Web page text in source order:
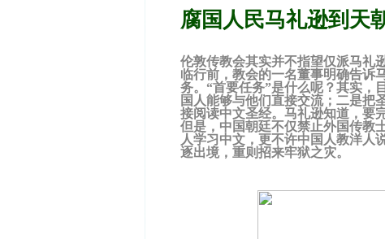
腐国人民马礼逊到天
伦敦传教会其实并不指望仅派马礼
临行前，教会的一名董事明确告诉
务。“首要任务”是什么呢？其实，
国人能够与他们直接交流；二是把
接阅读中文圣经。马礼逊知道，要
但是，中国朝廷不仅禁止外国传教
人学习中文，更不许中国人教洋人
逐出境，重则招来牢狱之灾。